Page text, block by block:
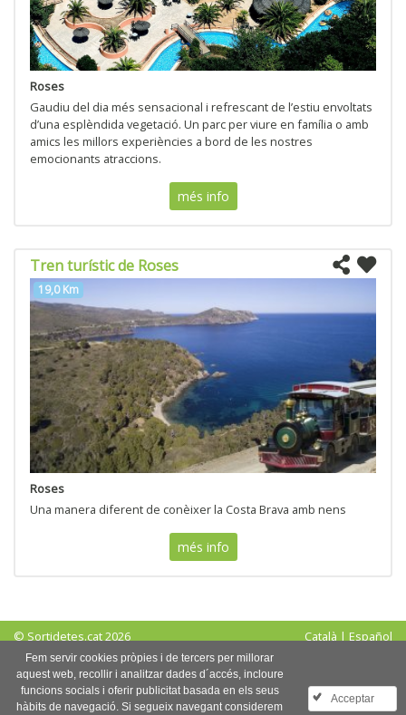
Roses
Gaudiu del dia més sensacional i refrescant de l’estiu envoltats
d’una esplèndida vegetació. Un parc per viure en família o amb
amics les millors experiències a bord de les nostres
emocionants atraccions.
més info
Tren turístic de Roses
19,0 Km
Roses
Una manera diferent de conèixer la Costa Brava amb nens
més info
© Sortidetes.cat 2026 Català | Español
Avís legal|Política de privadesa|Política de cookies
Segueix-nos a:
Fem servir cookies pròpies i de tercers per millorar
aquest web, recollir i analitzar dades d´accés, incloure
funcions socials i oferir publicitat basada en els seus
hàbits de navegació. Si segueix navegant considerem
Acceptar